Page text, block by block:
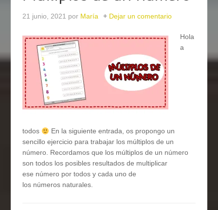
21 junio, 2021 por María Dejar un comentario
Hola
a
todos
En la siguiente entrada, os propongo un
sencillo ejercicio para trabajar los múltiplos de un
número. Recordamos que los múltiplos de un número
son todos los posibles resultados de multiplicar
ese número por todos y cada uno de
los números naturales.